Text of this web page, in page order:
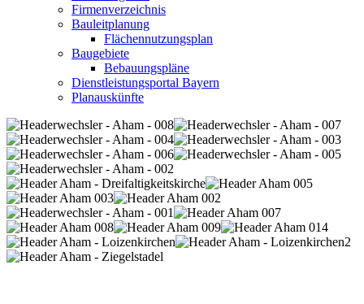
Firmenverzeichnis
Bauleitplanung
Flächennutzungsplan
Baugebiete
Bebauungspläne
Dienstleistungsportal Bayern
Planauskünfte